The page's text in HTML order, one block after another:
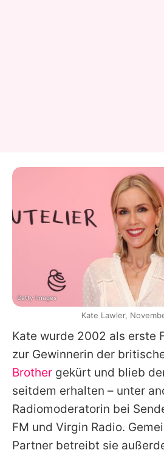
Kate wurde 2002 als erste
zur Gewinnerin der
Brother gekürt und blieb
seitdem erhalten – unter
Radiomoderatorin bei
FM und Virgin Radio.
Partner betreibt sie
Getty Images
Kate Lawler,